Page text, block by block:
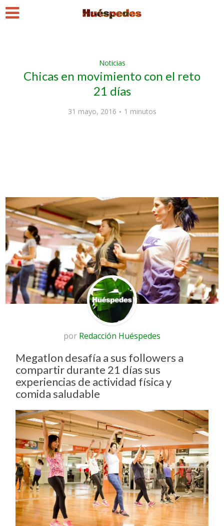
Noticias
Chicas en movimiento con el reto
21 días
31 mayo, 2016 1 minutos
por Redacción Huéspedes
Megatlon desafía a sus followers a
compartir durante 21 días sus
experiencias de actividad física y
comida saludable